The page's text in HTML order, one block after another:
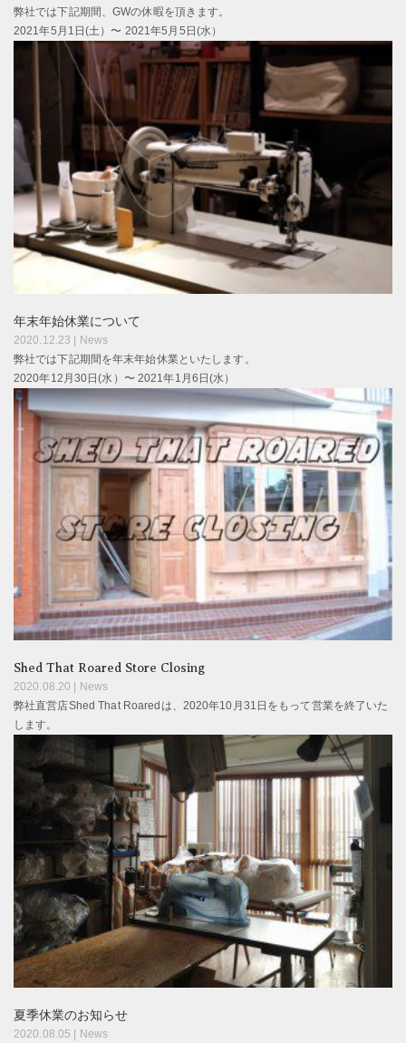
弊社では下記期間、GWの休暇を頂きます。
2021年5月1日(土）〜 2021年5月5日(水）
年末年始休業について
2020.12.23 | News
弊社では下記期間を年末年始休業といたします。
2020年12月30日(水）〜 2021年1月6日(水）
Shed That Roared Store Closing
2020.08.20 |
News
弊社直営店Shed That Roaredは、2020年10月31日をもって営業を終了いた
します。
夏季休業のお知らせ
2020.08.05 | News